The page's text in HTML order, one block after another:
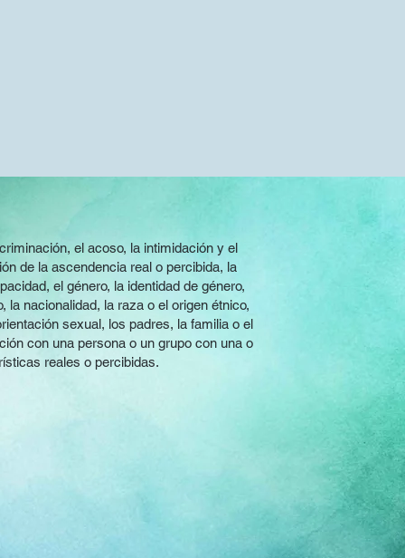
el acoso, la intimidación y el
de la ascendencia real o percibida, la
el género, la identidad de género,
la nacionalidad, la raza o el origen étnico,
sexual, los padres, la familia o el
con una persona o un grupo con una o
reales o percibidas.